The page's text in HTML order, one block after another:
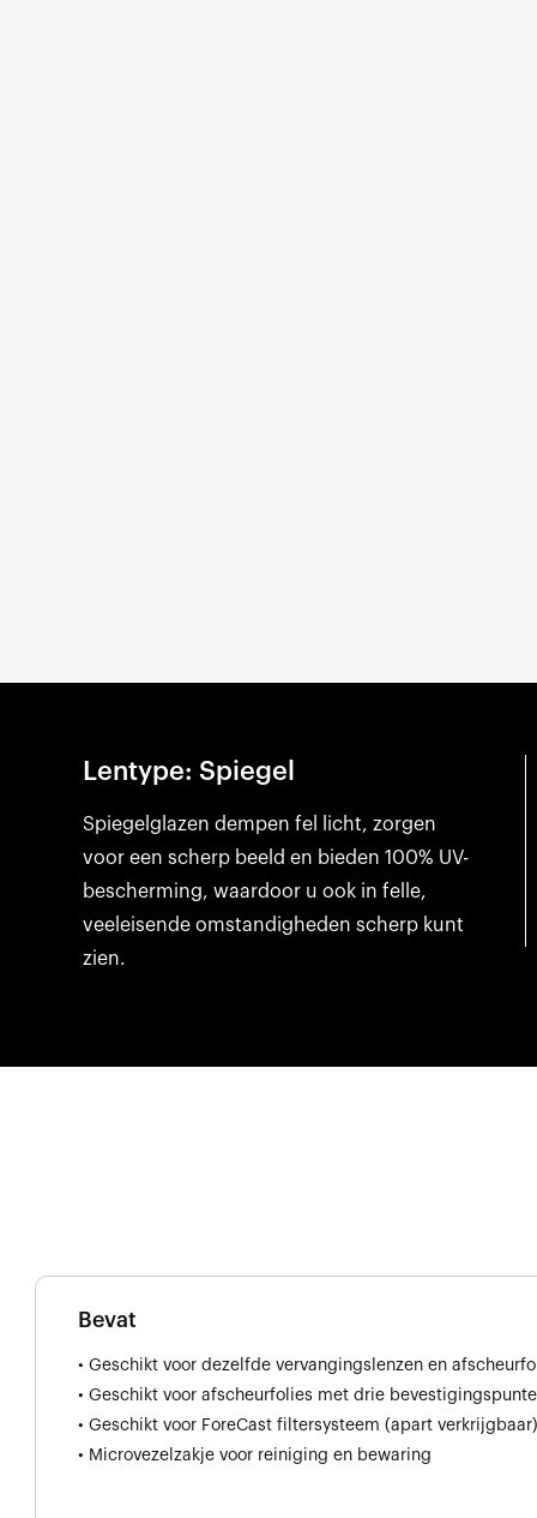
Lentype: Spiegel
Spiegelglazen dempen fel licht, zorgen
voor een scherp beeld en bieden 100% UV-
bescherming, waardoor u ook in felle,
veeleisende omstandigheden scherp kunt
zien.
Bevat
• Geschikt voor dezelfde vervangingslenzen en
• Geschikt voor afscheurfolies met drie
• Geschikt voor ForeCast filtersysteem (apart verkrijgbaar)
• Microvezelzakje voor reiniging en bewaring